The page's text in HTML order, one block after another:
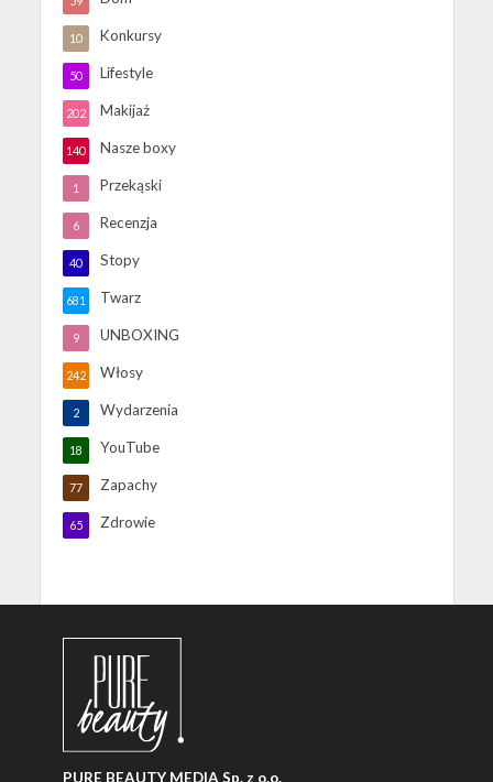
Konkursy
10
Lifestyle
50
Makijaż
202
Nasze boxy
140
Przekąski
1
Recenzja
6
Stopy
40
Twarz
681
UNBOXING
9
Włosy
242
Wydarzenia
2
YouTube
18
Zapachy
77
Zdrowie
65
PURE BEAUTY MEDIA Sp. z o.o.